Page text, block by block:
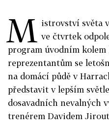
M istrovství světa
ve čtvrtek
program úvodním kolem
reprezentantům se
na domácí půdě v
představit v lepším
dosavadních nevalných
trenérem Davidem